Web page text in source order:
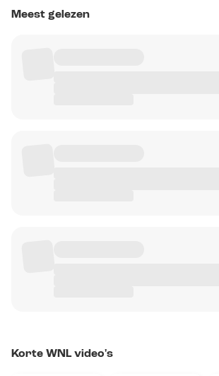
Meest gelezen
Korte WNL video's